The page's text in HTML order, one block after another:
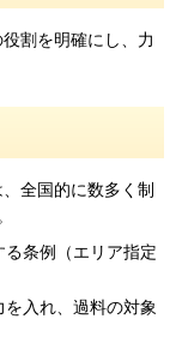
割を明確にし、力
全国的に数多く制
条例（エリア指定
入れ、過料の対象